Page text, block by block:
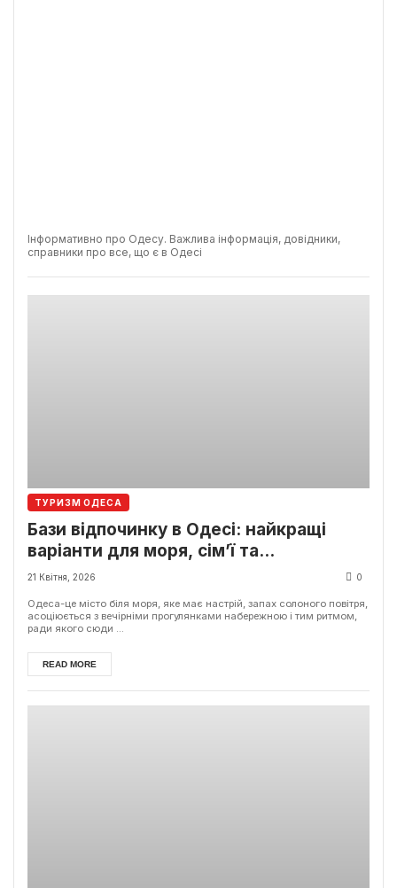
Інформативно про Одесу. Важлива інформація, довідники,
справники про все, що є в Одесі
ТУРИЗМ ОДЕСА
Бази відпочинку в Одесі: найкращі
варіанти для моря, сім’ї та
бюджетного відпочинку
21 Квітня, 2026 0
Одеса-це місто біля моря, яке має настрій, запах солоного повітря,
асоціюється з вечірніми прогулянками набережною і тим ритмом,
ради якого сюди ...
READ MORE